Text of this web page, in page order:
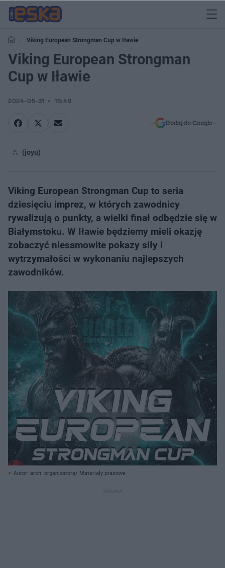
Viking European Strongman Cup w Iławie
Viking European Strongman
Cup w Iławie
2024-05-31 15:49
Dodaj do Google
(joyu)
Viking European Strongman Cup to seria
dziesięciu imprez, w których zawodnicy
rywalizują o punkty, a wielki finał odbędzie się w
Białymstoku. W Iławie będziemy mieli okazję
zobaczyć niesamowite pokazy siły i
wytrzymałości w wykonaniu najlepszych
zawodników.
Autor: arch. organizatora/ Materiały prasowe